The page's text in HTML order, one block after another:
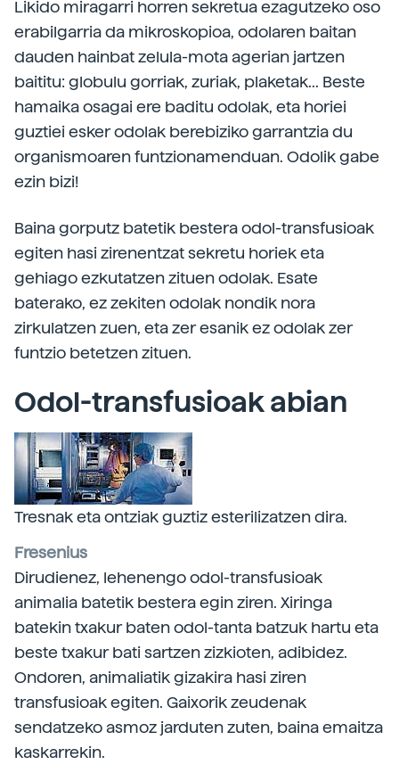
Likido miragarri horren sekretua ezagutzeko oso
erabilgarria da mikroskopioa, odolaren baitan
dauden hainbat zelula-mota agerian jartzen
baititu: globulu gorriak, zuriak, plaketak... Beste
hamaika osagai ere baditu odolak, eta horiei
guztiei esker odolak berebiziko garrantzia du
organismoaren funtzionamenduan. Odolik gabe
ezin bizi!
Baina gorputz batetik bestera odol-transfusioak
egiten hasi zirenentzat sekretu horiek eta
gehiago ezkutatzen zituen odolak. Esate
baterako, ez zekiten odolak nondik nora
zirkulatzen zuen, eta zer esanik ez odolak zer
funtzio betetzen zituen.
Odol-transfusioak abian
Tresnak eta ontziak guztiz esterilizatzen dira.
Fresenius
Dirudienez, lehenengo odol-transfusioak
animalia batetik bestera egin ziren. Xiringa
batekin txakur baten odol-tanta batzuk hartu eta
beste txakur bati sartzen zizkioten, adibidez.
Ondoren, animaliatik gizakira hasi ziren
transfusioak egiten. Gaixorik zeudenak
sendatzeko asmoz jarduten zuten, baina emaitza
kaskarrekin.